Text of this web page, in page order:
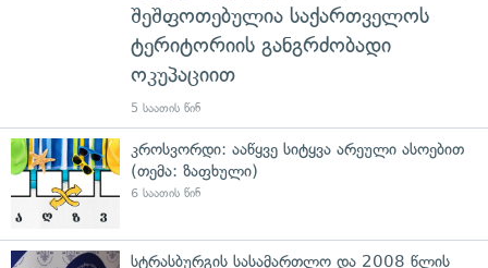
შეშფოთებულია საქართველოს
ტერიტორიის განგრძობადი
ოკუპაციით
5 საათის წინ
კროსვორდი: ააწყვე სიტყვა არეული ასოებით
(თემა: ზაფხული)
6 საათის წინ
სტრასბურგის სასამართლო და 2008 წლის